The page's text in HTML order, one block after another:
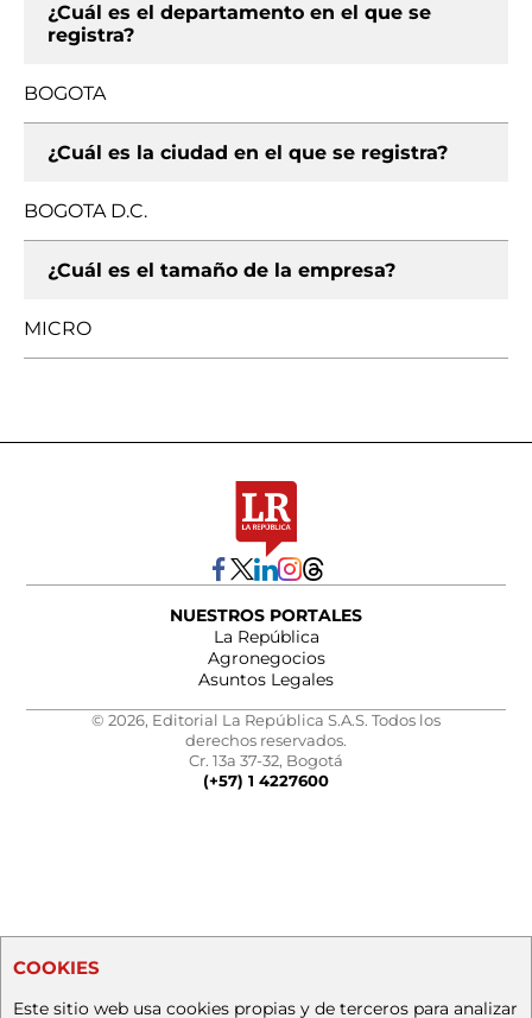
¿Cuál es el departamento en el que se
registra?
BOGOTA
¿Cuál es la ciudad en el que se registra?
BOGOTA D.C.
¿Cuál es el tamaño de la empresa?
MICRO
NUESTROS PORTALES
La República
Agronegocios
Asuntos Legales
© 2026, Editorial La República S.A.S. Todos los
derechos reservados.
Cr. 13a 37-32, Bogotá
(+57) 1 4227600
COOKIES
Este sitio web usa cookies propias y de terceros para analizar